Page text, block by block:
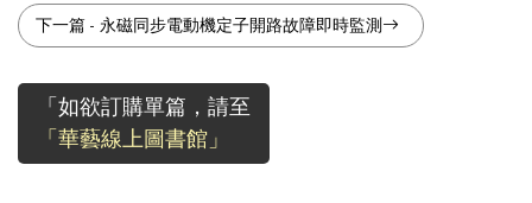
下一篇 - 永磁同步電動機定子開路故障即時監測
「如欲訂購單篇，請至
「華藝線上圖書館」